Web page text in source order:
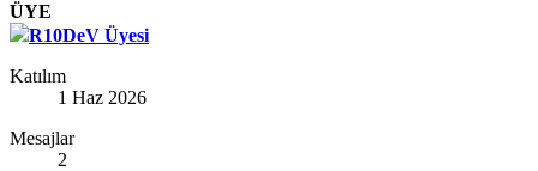
ÜYE
R10DeV Üyesi
Katılım
1 Haz 2026
Mesajlar
2